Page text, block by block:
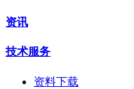
资讯
技术服务
资料下载